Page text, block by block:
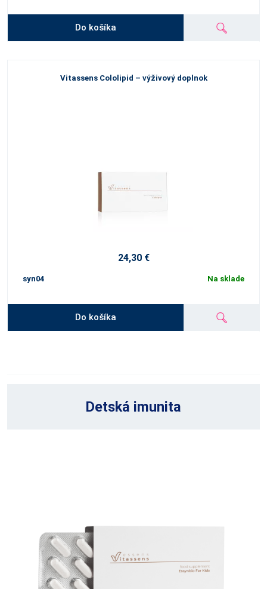
Do košíka
Vitassens Cololipid – výživový doplnok
24,30 €
syn04 Na sklade
Do košíka
Detská imunita